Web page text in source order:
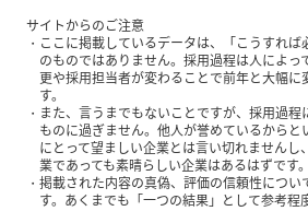
サイトからのご注意
ここに掲載しているデータは、「こうすれ
のものではありません。採用過程は人によっ
更や採用担当者が変わることで前年と大幅に
す。
また、言うまでもないことですが、採用過
ものに過ぎません。他人が誉めているからと
にとって望ましい企業とは言い切れませんし
業であっても素晴らしい企業はあるはずです。
掲載された内容の真偽、評価の信頼性につい
す。あくまでも「一つの結果」として参考程